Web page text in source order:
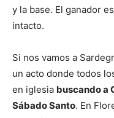
y la base. El ganador
intacto.
Si nos vamos a
un acto donde todos
en iglesia buscando a
Sábado Santo. En